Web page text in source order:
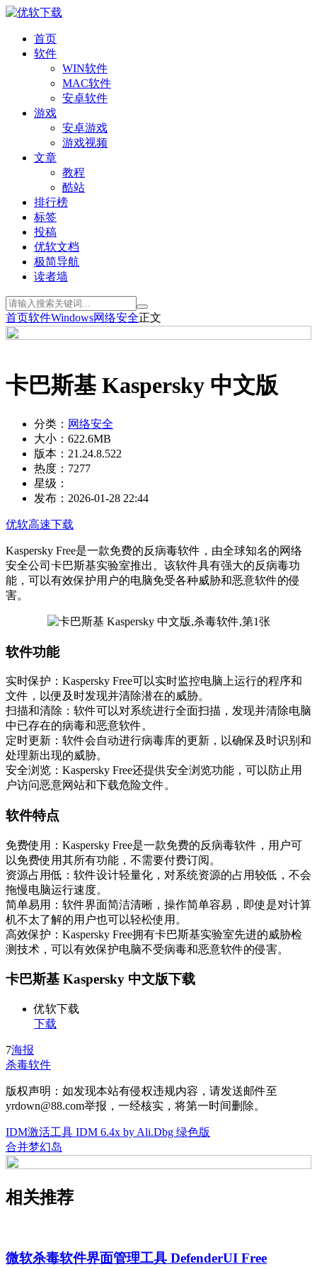
首页
软件
WIN软件
MAC软件
安卓软件
游戏
安卓游戏
游戏视频
文章
教程
酷站
排行榜
标签
投稿
优软文档
极简导航
读者墙
首页软件Windows网络安全正文
卡巴斯基 Kaspersky 中文版
分类： 网络安全
大小： 622.6MB
版本： 21.24.8.522
热度： 7277
星级：
发布： 2026-01-28 22:44
优软高速下载
Kaspersky Free是一款免费的反病毒软件，由全球知名的网络
安全公司卡巴斯基实验室推出。该软件具有强大的反病毒功
能，可以有效保护用户的电脑免受各种威胁和恶意软件的侵
害。
软件功能
实时保护：Kaspersky Free可以实时监控电脑上运行的程序和
文件，以便及时发现并清除潜在的威胁。
扫描和清除：软件可以对系统进行全面扫描，发现并清除电脑
中已存在的病毒和恶意软件。
定时更新：软件会自动进行病毒库的更新，以确保及时识别和
处理新出现的威胁。
安全浏览：Kaspersky Free还提供安全浏览功能，可以防止用
户访问恶意网站和下载危险文件。
软件特点
免费使用：Kaspersky Free是一款免费的反病毒软件，用户可
以免费使用其所有功能，不需要付费订阅。
资源占用低：软件设计轻量化，对系统资源的占用较低，不会
拖慢电脑运行速度。
简单易用：软件界面简洁清晰，操作简单容易，即使是对计算
机不太了解的用户也可以轻松使用。
高效保护：Kaspersky Free拥有卡巴斯基实验室先进的威胁检
测技术，可以有效保护电脑不受病毒和恶意软件的侵害。
卡巴斯基 Kaspersky 中文版下载
优软下载
下载
7海报
杀毒软件
版权声明：如发现本站有侵权违规内容，请发送邮件至
yrdown@88.com举报，一经核实，将第一时间删除。
IDM激活工具 IDM 6.4x by Ali.Dbg 绿色版
合并梦幻岛
相关推荐
微软杀毒软件界面管理工具 DefenderUI Free